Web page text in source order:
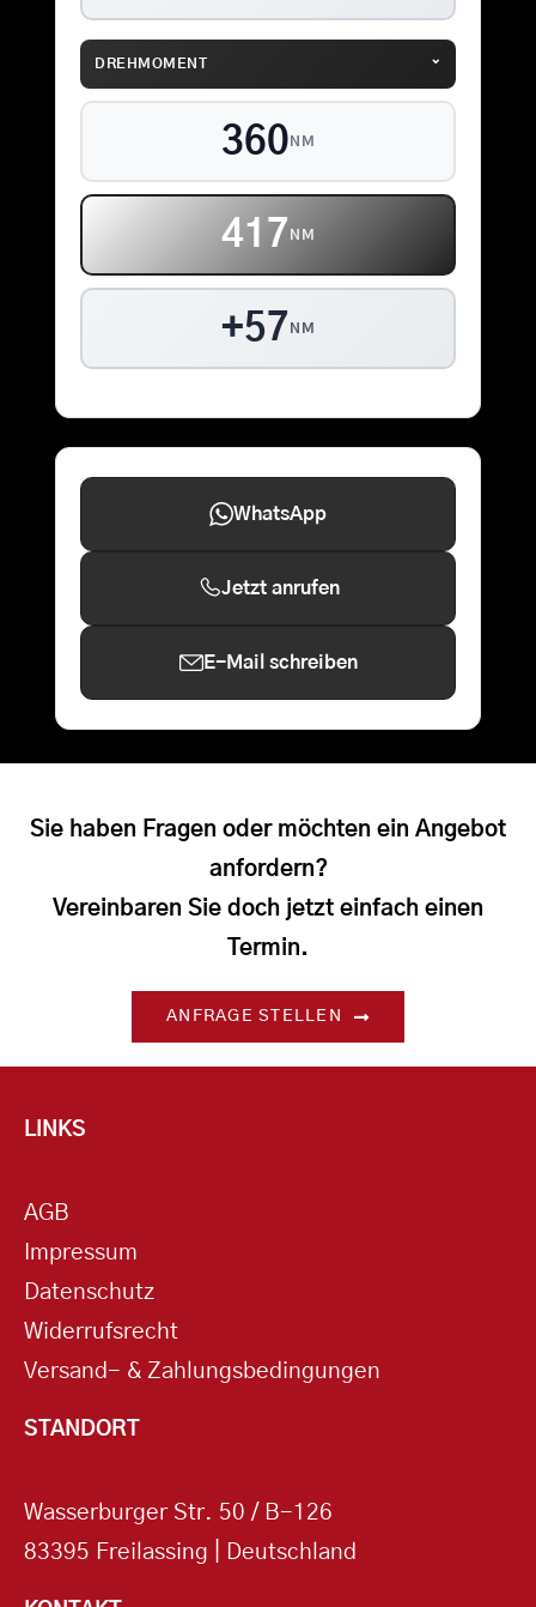
DREHMOMENT ⌄
360 NM
417 NM
+57 NM
WhatsApp
Jetzt anrufen
E-Mail schreiben
Sie haben Fragen oder möchten ein Angebot
anfordern?
Vereinbaren Sie doch jetzt einfach einen
Termin.
ANFRAGE STELLEN
LINKS
AGB
Impressum
Datenschutz
Widerrufsrecht
Versand- & Zahlungsbedingungen
STANDORT
Wasserburger Str. 50 / B-126
83395 Freilassing | Deutschland